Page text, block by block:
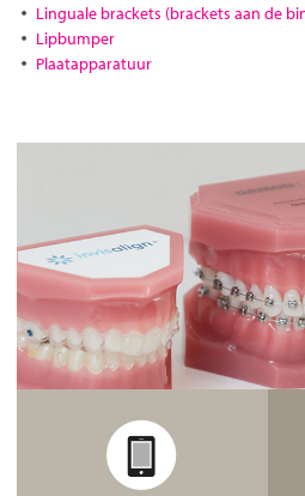
Linguale brackets (brackets aan de
Lipbumper
Plaatapparatuur